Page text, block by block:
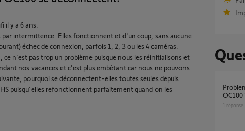
il y a 6 ans.
intermittence. Elles fonctionnent et d'un coup, sans aucune
échec de connexion, parfois 1, 2, 3 ou les 4 caméras.
ce n'est pas trop un problème puisque nous les réinitialisons et
nos vacances et c'est plus embêtant car nous ne pouvons
pourquoi se déconnectent-elles toutes seules depuis
puisqu'elles refonctionnent parfaitement quand on les
probleme d'alimentation camera visidom
OC100
1 réponse